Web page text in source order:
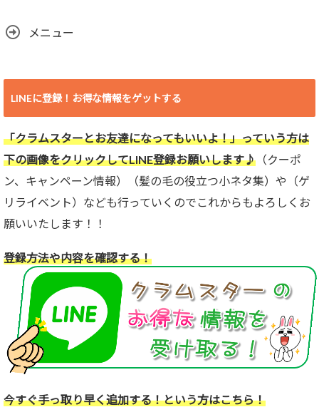
メニュー
LINEに登録！お得な情報をゲットする
「クラムスターとお友達になってもいいよ！」っていう方は
下の画像をクリックしてLINE登録お願いします♪ （クーポ
ン、キャンペーン情報）（髪の毛の役立つ小ネタ集）や（ゲ
リライベント）なども行っていくのでこれからもよろしくお
願いいたします！！
登録方法や内容を確認する！
今すぐ手っ取り早く追加する！という方はこちら！